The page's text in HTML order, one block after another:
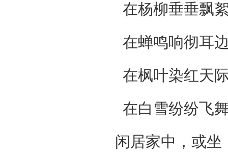
在杨柳垂垂飘
在蝉鸣响彻耳
在枫叶染红天
在白雪纷纷飞
闲居家中，或坐